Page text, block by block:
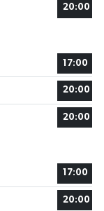
20:00
17:00
20:00
20:00
17:00
20:00